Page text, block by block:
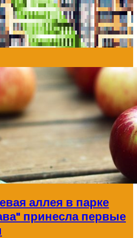
аллея в парке
принесла первые